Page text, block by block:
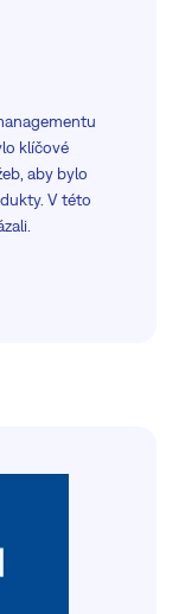
klíčové
aby bylo
V této